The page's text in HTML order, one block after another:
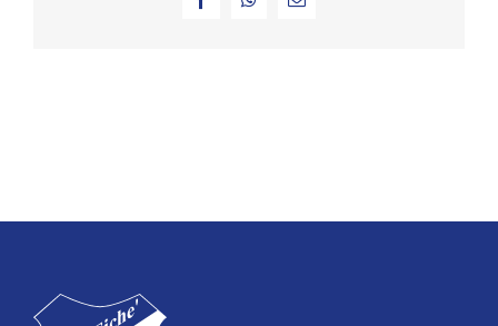
FacebookWhatsApp
E-